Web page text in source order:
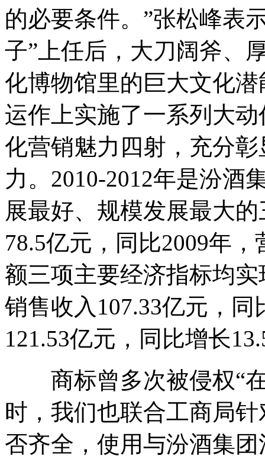
的必要条件。”张松峰表
子”上任后，大刀阔斧、
化博物馆里的巨大文化
运作上实施了一系列大
化营销魅力四射，充分
力。2010-2012年是汾酒
展最好、规模发展最大
78.5亿元，同比2009年
额三项主要经济指标均
销售收入107.33亿元，同
121.53亿元，同比增长
商标曾多次被侵权“在
时，我们也联合工商局
否齐全，使用与汾酒集